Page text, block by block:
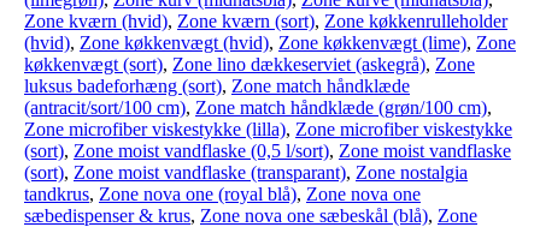
Zone kværn (hvid), Zone kværn (sort), Zone køkkenrulleholder
(hvid), Zone køkkenvægt (hvid), Zone køkkenvægt (lime), Zone
køkkenvægt (sort), Zone lino dækkeserviet (askegrå), Zone
luksus badeforhæng (sort), Zone match håndklæde
(antracit/sort/100 cm), Zone match håndklæde (grøn/100 cm),
Zone microfiber viskestykke (lilla), Zone microfiber viskestykke
(sort), Zone moist vandflaske (0,5 l/sort), Zone moist vandflaske
(sort), Zone moist vandflaske (transparant), Zone nostalgia
tandkrus, Zone nova one (royal blå), Zone nova one
sæbedispenser & krus, Zone nova one sæbeskål (blå), Zone